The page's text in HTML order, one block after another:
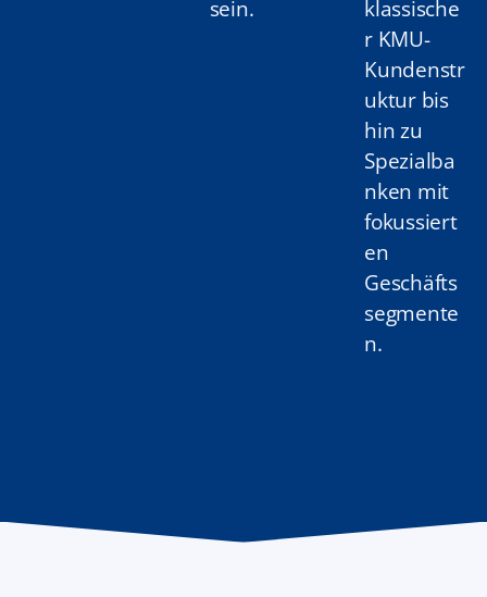
sein.
klassische
r KMU-
Kundenstr
uktur bis
hin zu
Spezialba
nken mit
fokussiert
en
Geschäfts
segmente
n.